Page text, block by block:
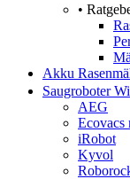
•
Akku
Saugroboter
AEG
iRobot
Kyvol